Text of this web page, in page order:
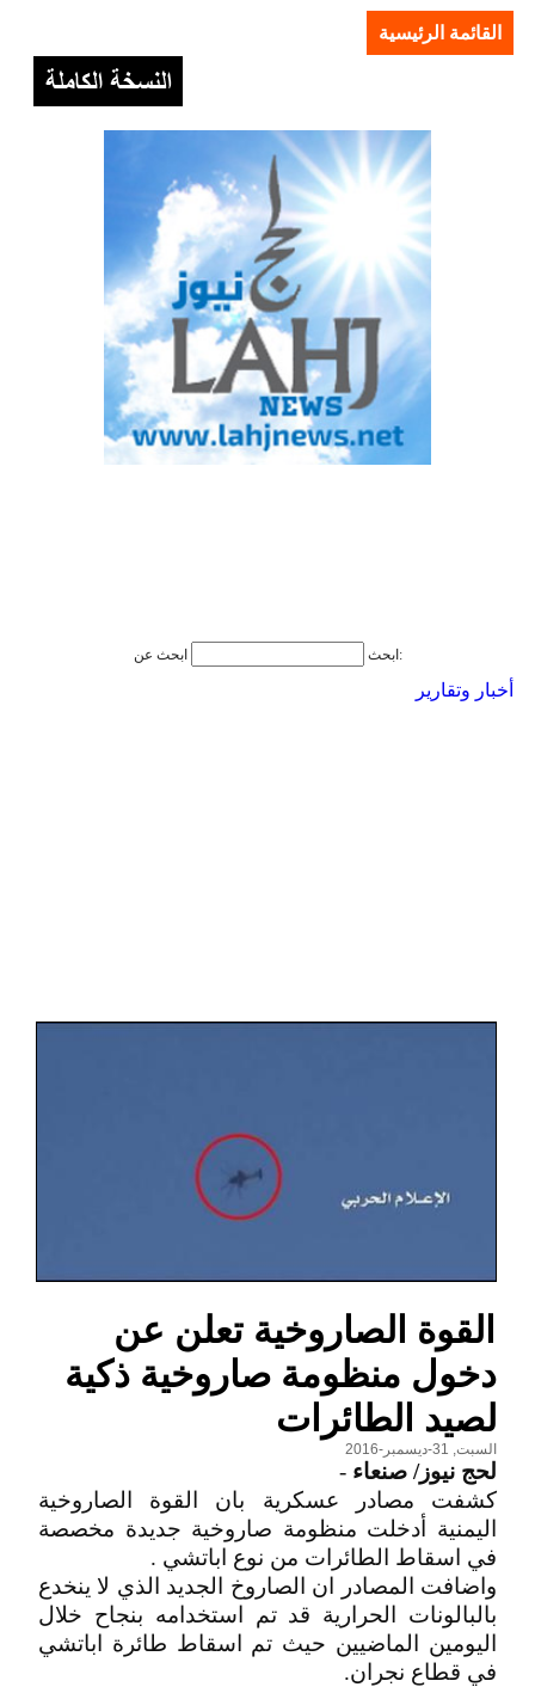
القائمة الرئيسية
ابحث ابحث عن:
أخبار وتقارير
القوة الصاروخية تعلن عن
دخول منظومة صاروخية ذكية
لصيد الطائرات
السبت, 31-ديسمبر-2016
لحج نيوز/ صنعاء -
كشفت مصادر عسكرية بان القوة الصاروخية
اليمنية أدخلت منظومة صاروخية جديدة مخصصة
في اسقاط الطائرات من نوع اباتشي .
واضافت المصادر ان الصاروخ الجديد الذي لا ينخدع
بالبالونات الحرارية قد تم استخدامه بنجاح خلال
اليومين الماضيين حيث تم اسقاط طائرة اباتشي
في قطاع نجران.